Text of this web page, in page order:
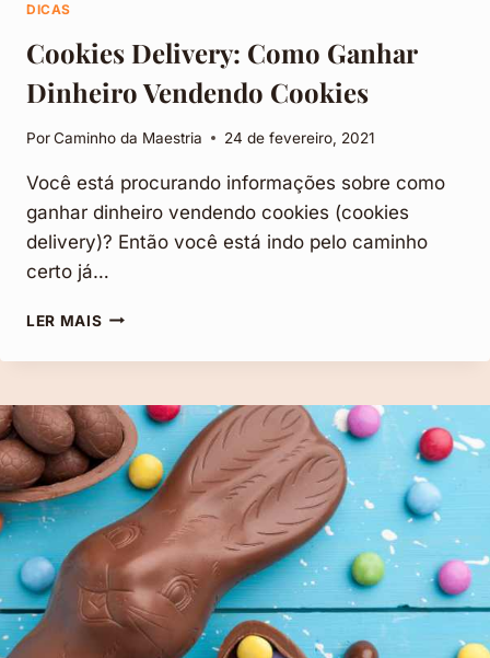
DICAS
Cookies Delivery: Como Ganhar
Dinheiro Vendendo Cookies
PorCaminho da Maestria 24 de fevereiro, 2021
Você está procurando informações sobre como
ganhar dinheiro vendendo cookies (cookies
delivery)? Então você está indo pelo caminho
certo já…
LER MAISCOOKIES
COMO
DINHEIRO
VENDENDO
COOKIES